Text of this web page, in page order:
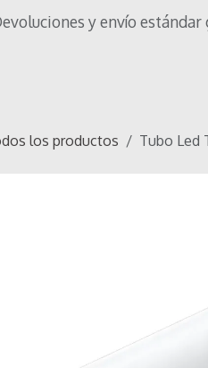
y envío estándar
los productos Tubo Led